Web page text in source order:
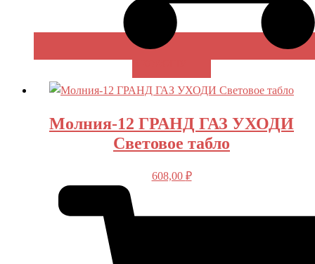
Молния-12 ГРАНД ГАЗ УХОДИ
Световое табло
608,00 ₽